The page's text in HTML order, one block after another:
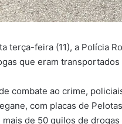
terça-feira (11), a Polícia
que eram
combate ao crime,
com placas de
de 50 quilos de